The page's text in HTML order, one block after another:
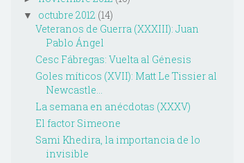
▼ octubre 2012 (14)
Veteranos de Guerra (XXXIII): Juan
Pablo Ángel
Cesc Fábregas: Vuelta al Génesis
Goles míticos (XVII): Matt Le Tissier al
Newcastle...
La semana en anécdotas (XXXV)
El factor Simeone
Sami Khedira, la importancia de lo
invisible